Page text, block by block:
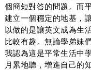
個簡短對答的問題。而
建立一個穩定的地基，
以做的是讓英文成為生
比較有趣。無論學弟妹
我認為這是平常生活中
月累地聽，增進自己的